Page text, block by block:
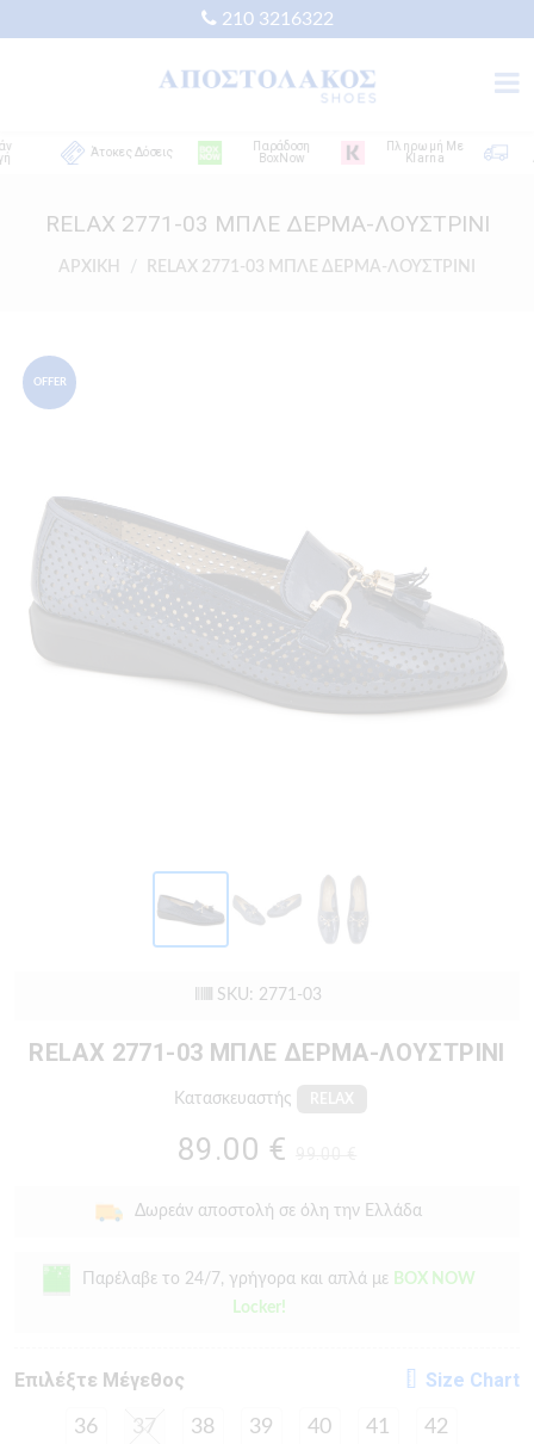
210 3216322
Άτοκες Δόσεις
Παράδοση
BoxNow
Πληρωμή Με
Klarna
RELAX 2771-03 ΜΠΛΕ ΔΕΡΜΑ-ΛΟΥΣΤΡΙΝΙ
ΑΡΧΙΚΗ RELAX 2771-03 ΜΠΛΕ ΔΕΡΜΑ-ΛΟΥΣΤΡΙΝΙ
OFFER
SKU: 2771-03
RELAX 2771-03 ΜΠΛΕ ΔΕΡΜΑ-ΛΟΥΣΤΡΙΝΙ
Κατασκευαστής
89.00 €
Δωρεάν αποστολή σε όλη την Ελλάδα
Παρέλαβε το 24/7, γρήγορα και απλά με BOX NOW
Locker!
Eπιλέξτε Μέγεθος Size Chart
36 37 38 39 40 41 42